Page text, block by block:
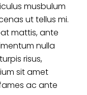
musbulum
ut tellus mi.
mattis, ante
nulla
risus,
sit amet
ac ante